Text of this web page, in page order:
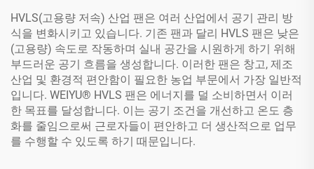
HVLS(고용량 저속) 산업 팬은 여러 산업에서 공기 관리 방
식을 변화시키고 있습니다. 기존 팬과 달리 HVLS 팬은 낮은
(고용량) 속도로 작동하며 실내 공간을 시원하게 하기 위해
부드러운 공기 흐름을 생성합니다. 이러한 팬은 창고, 제조
산업 및 환경적 편안함이 필요한 농업 부문에서 가장 일반적
입니다. WEIYU® HVLS 팬은 에너지를 덜 소비하면서 이러
한 목표를 달성합니다. 이는 공기 조건을 개선하고 온도 층
화를 줄임으로써 근로자들이 편안하고 더 생산적으로 업무
를 수행할 수 있도록 하기 때문입니다.